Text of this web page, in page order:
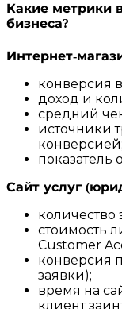
Какие метрики
бизнеса?
конверсия
доход и
средний
источники
конверсией;
показатель
Сайт услуг
количество
стоимость
Customer
конверсия
заявки);
время на
клиент